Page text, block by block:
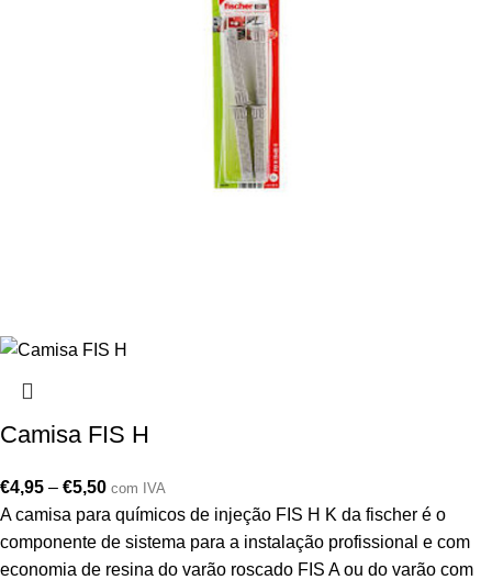
Camisa FIS H
€4,95 – €5,50 com IVA
A camisa para químicos de injeção FIS H K da fischer é o
componente de sistema para a instalação profissional e com
economia de resina do varão roscado FIS A ou do varão com